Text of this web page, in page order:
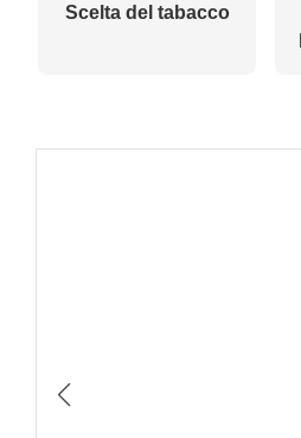
Scelta del tabacco